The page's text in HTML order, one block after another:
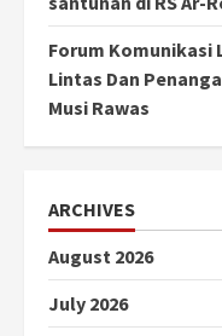
Forum Komunikasi
Lintas Dan
Musi Rawas
ARCHIVES
August 2026
July 2026